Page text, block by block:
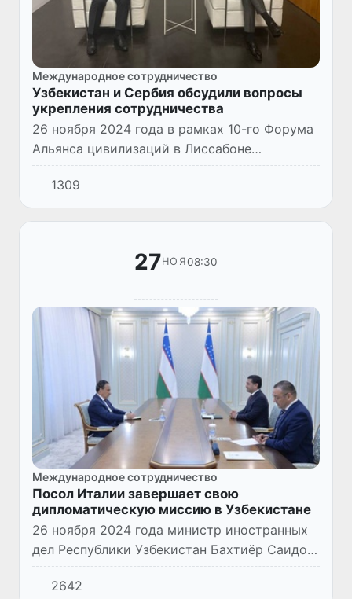
Международное сотрудничество
Узбекистан и Сербия обсудили вопросы
укрепления сотрудничества
26 ноября 2024 года в рамках 10-го Форума
Альянса цивилизаций в Лиссабоне
(Португалия) состоялась встреча первого
заместителя министра иностранных дел
Узбекистана Бахромжона Аълоев...
1309
27НОЯ08:30
Международное сотрудничество
Посол Италии завершает свою
дипломатическую миссию в Узбекистане
26 ноября 2024 года министр иностранных
дел Республики Узбекистан Бахтиёр Саидов
принял Агостино Пинну, завершающего свою
дипломатическую миссию в качестве Посла
2642